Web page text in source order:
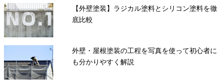
【外壁塗装】ラジカル塗料とシリコン塗料を徹
底比較
外壁・屋根塗装の工程を写真を使って初心者に
も分かりやすく解説